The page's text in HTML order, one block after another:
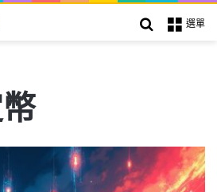
選單
搜索